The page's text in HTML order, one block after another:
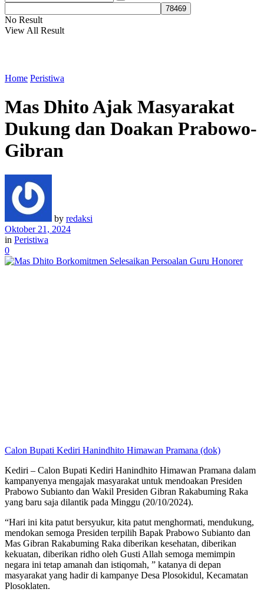
No Result
View All Result
Home Peristiwa
Mas Dhito Ajak Masyarakat
Dukung dan Doakan Prabowo-
Gibran
by redaksi
Oktober 21, 2024
in Peristiwa
0
Calon Bupati Kediri Hanindhito Himawan Pramana (dok)
Kediri – Calon Bupati Kediri Hanindhito Himawan Pramana dalam
kampanyenya mengajak masyarakat untuk mendoakan Presiden
Prabowo Subianto dan Wakil Presiden Gibran Rakabuming Raka
yang baru saja dilantik pada Minggu (20/10/2024).
“Hari ini kita patut bersyukur, kita patut menghormati, mendukung,
mendokan semoga Presiden terpilih Bapak Prabowo Subianto dan
Mas Gibran Rakabuming Raka diberikan kesehatan, diberikan
kekuatan, diberikan ridho oleh Gusti Allah semoga memimpin
negara ini tetap amanah dan istiqomah, ” katanya di depan
masyarakat yang hadir di kampanye Desa Plosokidul, Kecamatan
Plosoklaten.